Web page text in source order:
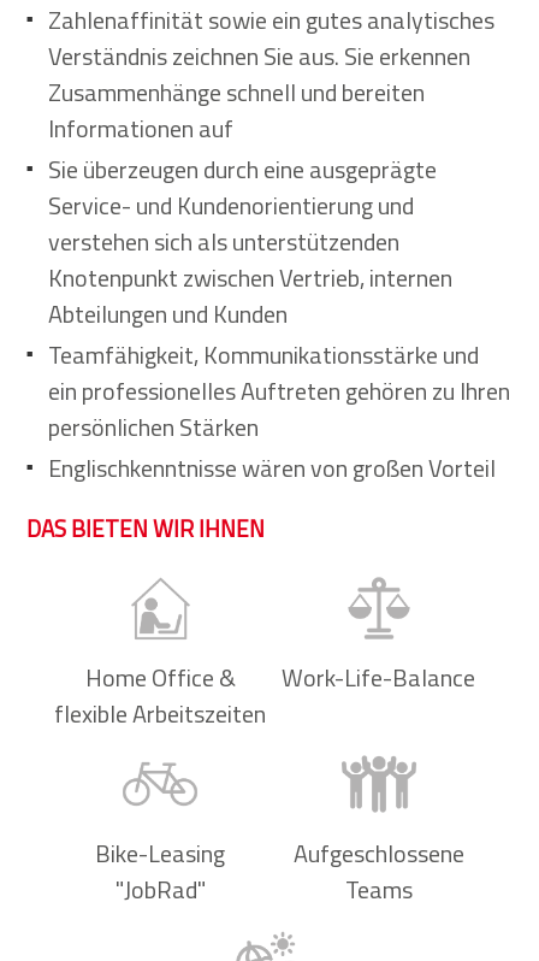
Zahlenaffinität sowie ein gutes analytisches
Verständnis zeichnen Sie aus. Sie erkennen
Zusammenhänge schnell und bereiten
Informationen auf
Sie überzeugen durch eine ausgeprägte
Service- und Kundenorientierung und
verstehen sich als unterstützenden
Knotenpunkt zwischen Vertrieb, internen
Abteilungen und Kunden
Teamfähigkeit, Kommunikationsstärke und
ein professionelles Auftreten gehören zu Ihren
persönlichen Stärken
Englischkenntnisse wären von großen Vorteil
DAS BIETEN WIR IHNEN
Home Office &
flexible Arbeitszeiten
Work-Life-Balance
Bike-Leasing
"JobRad"
Aufgeschlossene
Teams